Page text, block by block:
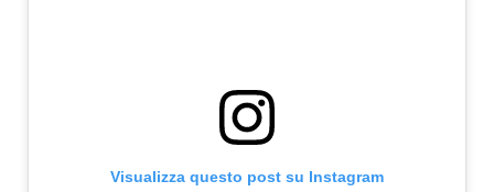
Visualizza questo post su Instagram